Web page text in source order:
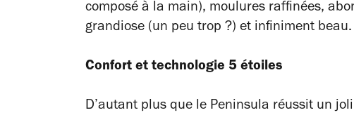
composé à la main), moulures raffinées,
grandiose (un peu trop ?) et infiniment beau.
Confort et technologie 5 étoiles
D’autant plus que le Peninsula réussit un